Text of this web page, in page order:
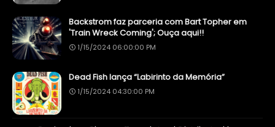
Backstrom faz parceria com Bart Topher em
'Train Wreck Coming'; Ouça aqui!!
1/15/2024 06:00:00 PM
Dead Fish lança “Labirinto da Memória”
1/15/2024 04:30:00 PM